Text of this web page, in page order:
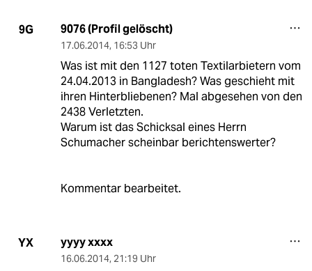
9G 9076 (Profil gelöscht)
17.06.2014, 16:53 Uhr
Was ist mit den 1127 toten Textilarbietern vom
24.04.2013 in Bangladesh? Was geschieht mit
ihren Hinterbliebenen? Mal abgesehen von den
2438 Verletzten.
Warum ist das Schicksal eines Herrn
Schumacher scheinbar berichtenswerter?
Kommentar bearbeitet.
YX yyyy xxxx
16.06.2014, 21:19 Uhr